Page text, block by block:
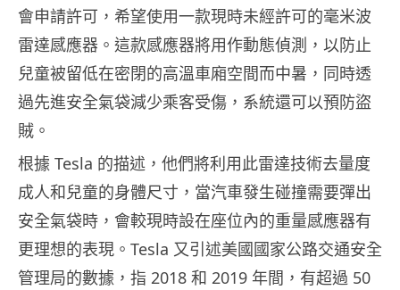
會申請許可，希望使用一款現時未經許可的毫米波
雷達感應器。這款感應器將用作動態偵測，以防止
兒童被留低在密閉的高溫車廂空間而中暑，同時透
過先進安全氣袋減少乘客受傷，系統還可以預防盜
賊。
根據 Tesla 的描述，他們將利用此雷達技術去量度
成人和兒童的身體尺寸，當汽車發生碰撞需要彈出
安全氣袋時，會較現時設在座位內的重量感應器有
更理想的表現。Tesla 又引述美國國家公路交通安全
管理局的數據，指 2018 和 2019 年間，有超過 50